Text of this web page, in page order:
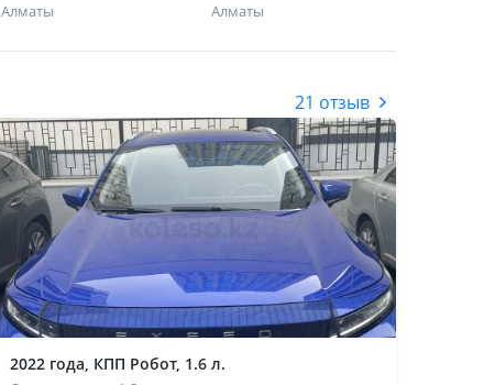
Алматы Алматы
21 отзыв
2022 года, КПП Робот, 1.6 л.